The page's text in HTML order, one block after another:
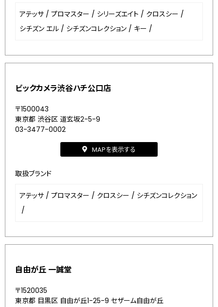
アテッサ / プロマスター / シリーズエイト / クロスシー /
シチズン エル / シチズンコレクション / キー /
ビックカメラ渋谷ハチ公口店
〒1500043
東京都 渋谷区 道玄坂2-5-9
03-3477-0002
MAPを表示する
取扱ブランド
アテッサ / プロマスター / クロスシー / シチズンコレクション
/
自由が丘 一誠堂
〒1520035
東京都 目黒区 自由が丘1-25-9 セザーム自由が丘